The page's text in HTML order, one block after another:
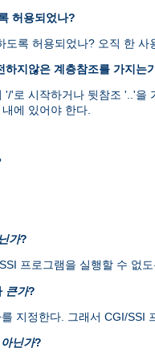
허용되었나?
도록 허용되었나? 오직 한
하지않은 계층참조를 가지는
'/'로 시작하거나 뒷참조 '..'
에 있어야 한다.
가?
프로그램을 실행할 수 없도
큰가?
지정한다. 그래서 CGI/SSI
아닌가?